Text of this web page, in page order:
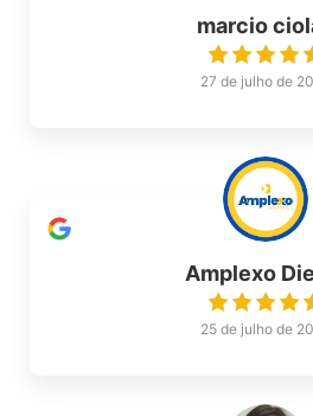
marcio
27 de julho de
Amplexo
25 de julho de